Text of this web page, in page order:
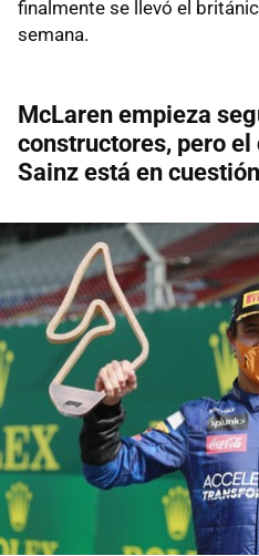
finalmente se llevó el
semana.
McLaren empieza
constructores, pero
Sainz está en cuestión